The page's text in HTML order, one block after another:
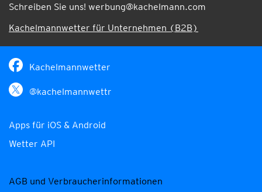
Schreiben Sie uns! werbung@kachelmann.com
Kachelmannwetter für Unternehmen (B2B)
Kachelmannwetter
@kachelmannwettr
Apps für iOS & Android
Wetter API
AGB und Verbraucherinformationen